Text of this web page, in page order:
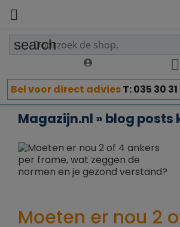

search
Bel voor direct adviesT: 035 30
Magazijn.nl » blog posts
Moeten er nou 2